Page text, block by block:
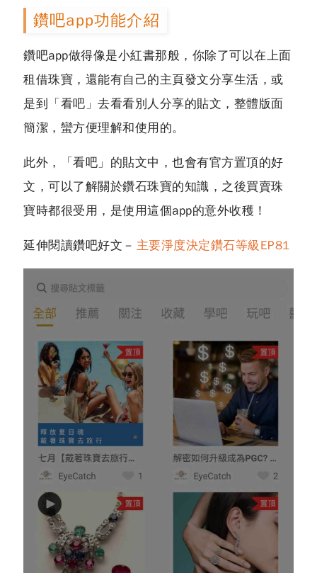
鑽吧app功能介紹
鑽吧app做得像是小紅書那般，你除了可以在上面
租借珠寶，還能有自己的主頁發文分享生活，或
是到「看吧」去看看別人分享的貼文，整體版面
簡潔，蠻方便理解和使用的。
此外，「看吧」的貼文中，也會有官方置頂的好
文，可以了解關於鑽石珠寶的知識，之後買賣珠
寶時都很受用，是使用這個app的意外收穫！
延伸閱讀鑽吧好文－ 主要淨度決定鑽石等級EP81